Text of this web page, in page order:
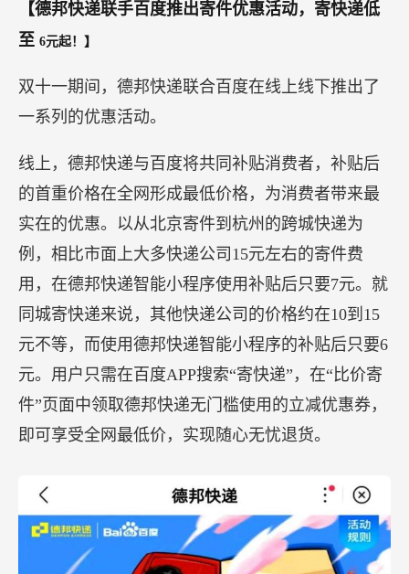
“金禹奖”金奖】
社联合在全行业开展了2020年度“建筑防水行业科学
技术奖——工程技术奖（金禹奖）”评选活动，并发
布“建筑防水行业科学技术奖——工程技术奖（金禹
奖）”“建筑防水行业科学技术奖——工程技术奖
（金属围护系统金禹奖）”获奖项目公示。
东方雨虹（ORIENTAL YUHONG）获得2020年度
“建筑防水行业科学技术奖——工程技术奖（金禹
奖）”金奖（公示期为2020年11月14日至2020年11月
19日），“建筑防水行业科学技术奖——工程技术奖
（金属围护系统金禹奖）”金奖、银奖（公示期为
2020年11月16日至2020年11月20日）等荣誉认可。
6元起！】
双十一期间，德邦快递联合百度在线上线下推出了
一系列的优惠活动。